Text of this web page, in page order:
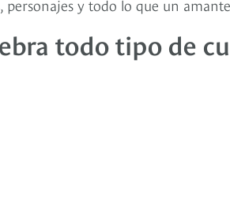
y todo lo que un
todo tipo de